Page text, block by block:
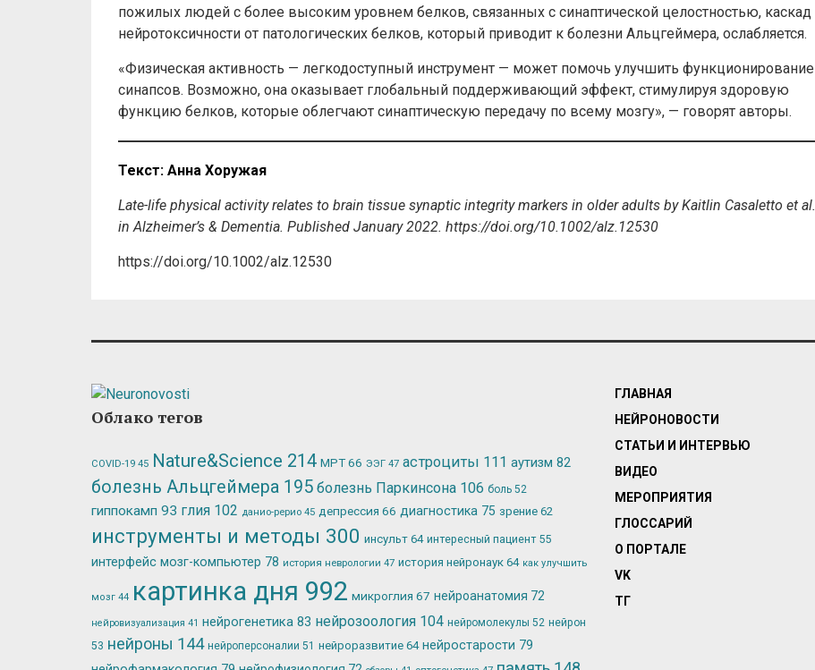
пожилых людей с более высоким уровнем белков, связанных с синаптической целостностью, каскад
нейротоксичности от патологических белков, который приводит к болезни Альцгеймера, ослабляется.
«Физическая активность — легкодоступный инструмент — может помочь улучшить функционирование
синапсов. Возможно, она оказывает глобальный поддерживающий эффект, стимулируя здоровую
функцию белков, которые облегчают синаптическую передачу по всему мозгу», — говорят авторы.
Текст: Анна Хоружая
Late-life physical activity relates to brain tissue synaptic integrity markers in older adults by Kaitlin Casaletto et al.
in Alzheimer’s & Dementia. Published January 2022. https://doi.org/10.1002/alz.12530
https://doi.org/10.1002/alz.12530
Облако тегов
COVID-19 45 Nature&Science 214 МРТ66 ЭЭГ 47 астроциты 111 аутизм 82
болезнь Альцгеймера 195 болезнь Паркинсона 106 боль 52
гиппокамп 93 глия 102 данио-рерио 45 депрессия 66 диагностика 75 зрение 62
инструменты и методы 300 инсульт 64 интересный пациент 55
интерфейс мозг-компьютер 78 история неврологии 47 история нейронаук 64 как улучшить
мозг 44 картинка дня 992 микроглия 67 нейроанатомия 72
нейровизуализация 41 нейрогенетика 83 нейрозоология 104 нейромолекулы 52 нейрон
53 нейроны 144 нейроперсоналии 51 нейроразвитие 64 нейростарости 79
ГЛАВНАЯ
НЕЙРОНОВОСТИ
СТАТЬИ И ИНТЕРВЬЮ
ВИДЕО
МЕРОПРИЯТИЯ
ГЛОССАРИЙ
О ПОРТАЛЕ
VK
ТГ